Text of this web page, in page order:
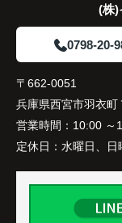
(株)
0798-20-
〒662-0051
兵庫県西宮市羽衣町
営業時間： 10:00 ～
定休日： 水曜日、日